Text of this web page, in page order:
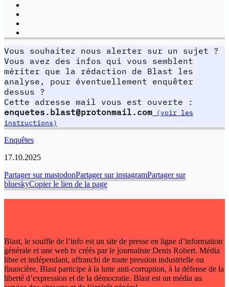
Vous souhaitez nous alerter sur un sujet ?
Vous avez des infos qui vous semblent
mériter que la rédaction de Blast les
analyse, pour éventuellement enquêter
dessus ?
Cette adresse mail vous est ouverte :
enquetes.blast@protonmail.com (voir les
instructions)
Enquêtes
17.10.2025
Partager sur mastodonPartager sur instagramPartager sur
blueskyCopier le lien de la page
Blast, le souffle de l’info est un site de presse en ligne d’information
générale et une web tv créés par le journaliste Denis Robert. Média
libre et indépendant, affranchi de toute pression industrielle ou
financière, Blast participe à la lutte anti-corruption, à la défense de la
liberté d’expression et de la démocratie. Blast est un média au